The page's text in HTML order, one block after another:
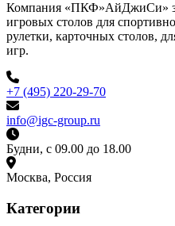
Компания «ПКФ»АйДжиСи»
игровых столов для
рулетки, карточных столов,
игр.
+7 (495) 220-29-70
info@igc-group.ru
Будни, с 09.00 до 18.00
Москва, Россия
Категории